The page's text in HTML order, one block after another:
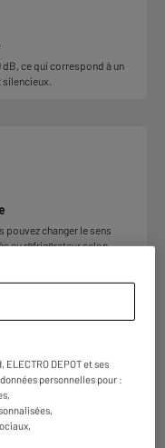
ce qui correspond à un
pouvez changer le sens
au réfrigérateur selon
DEPOT et ses
personnelles pour :